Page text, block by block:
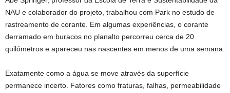
NAU e colaborador do projeto, trabalhou com Park no estudo de
rastreamento de corante. Em algumas experiências, o corante
derramado em buracos no planalto percorreu cerca de 20
quilómetros e apareceu nas nascentes em menos de uma semana.
Exatamente como a água se move através da superfície
permanece incerto. Fatores como fraturas, falhas, permeabilidade